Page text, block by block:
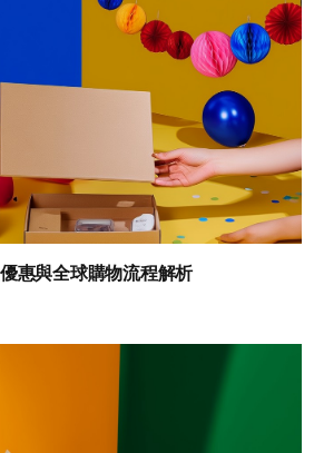
惠與全球購物流程解析